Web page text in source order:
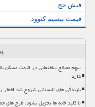
فیش حج
قیمت بیسیم کنوود
سهم مصالح ساختمانی در قیمت مسکن
دارد
بارندگی های تابستانی شروع شد اخطار
تا کلید خانه ها تحویل نشود، طرح های